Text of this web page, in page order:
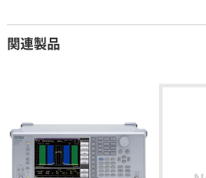
100
3ヶ月 80
4ヶ月 75
関連製品